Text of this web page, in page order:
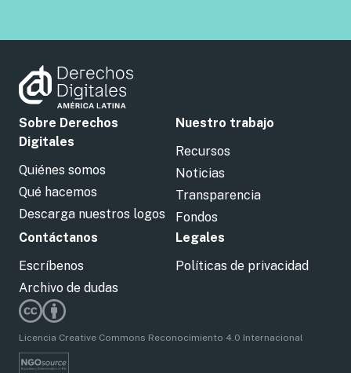
Sobre Derechos
Digitales
Quiénes somos
Qué hacemos
Descarga nuestros logos
Nuestro trabajo
Recursos
Noticias
Transparencia
Fondos
Contáctanos
Escríbenos
Archivo de dudas
Legales
Políticas de privacidad
Licencia Creative Commons Reconocimiento 4.0 Internacional